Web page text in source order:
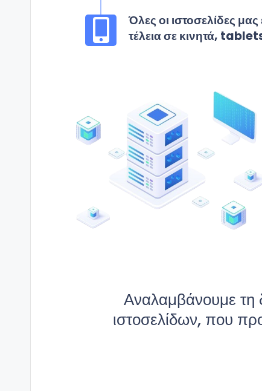
Όλες οι ιστοσελίδες
τέλεια σε κινητά,
Αναλαμβάνουμε τη
ιστοσελίδων, που